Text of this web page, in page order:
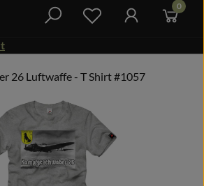
Du hast 0 0
26 Luftwaffe - T Shirt #1057